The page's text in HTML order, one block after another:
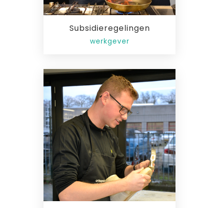
Subsidieregelingen
werkgever